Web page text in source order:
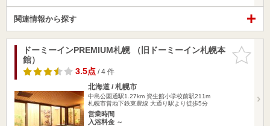
関連情報から探す
お気に入
りに追加
ドーミーインPREMIUM札幌 （旧ドーミーイン札幌本
館）
3.5点/ 4 件
北海道 / 札幌市
中島公園通駅1.27km 資生館小学校前駅211m
札幌市営地下鉄東豊線 大通り駅より徒歩5分
営業時間
入浴料金 ～